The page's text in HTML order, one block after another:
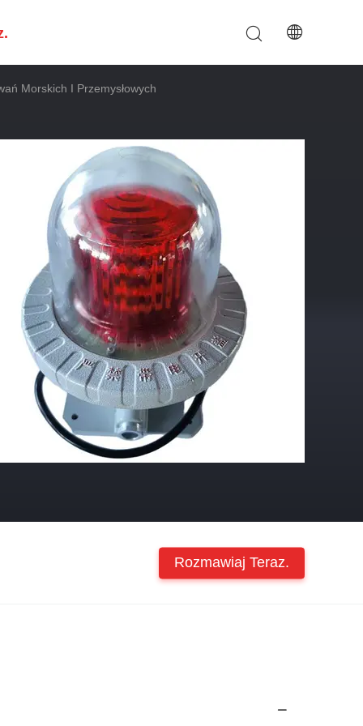
Morskich I Przemysłowych
Rozmawiaj Teraz.